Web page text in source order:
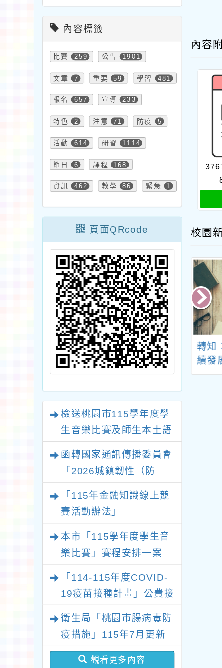
內容標籤
比賽 259 公告 1901
文章 7 重要 59 學習 481
報名 657 宣導 233
特色 2 注意 71 防疫 5
活動 614 研習 1114
節日 6 課程 168
資訊 462 教學 86 緊急 1
頁面QRcode
檢送桃園市115學年度學
生音樂比賽及師生本土語
函轉國家通訊傳播委員會
「2026城鎮韌性（防
空）演習－行動網路降速
演練執行計畫」
「115年金融知識線上競
賽活動辦法」
本市「115學年度學生音
樂比賽」賽程安排一案
「114-115年度COVID-
19疫苗接種計畫」公費接
衛生局「桃園市腸病毒防
疫措施」115年7月更新
版問答集及修正對照表各
觀看更多內容
內容
校園
明交通大學推
手作藝術探索
營」課程
2024第43屆新一代設
計展
轉知
續發
辦理